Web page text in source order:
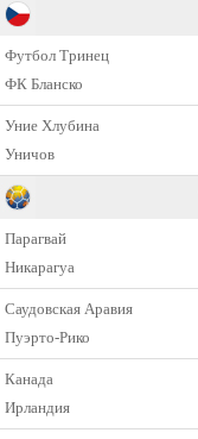
Футбол Тринец
ФК Бланско
Уние Хлубина
Уничов
Парагвай
Никарагуа
Саудовская Аравия
Пуэрто-Рико
Канада
Ирландия